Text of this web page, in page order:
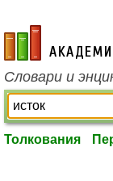
academic.ru
Словари и
Толкования